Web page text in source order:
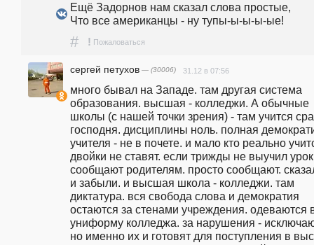
Ещё Задорнов нам сказал слова простые,
Что все американцы - ну тупы-ы-ы-ы-ые!
# ! Пожаловаться
сергей петухов — (30006) 31.12 в 07:56
много бывал на Западе. там другая система
образования. высшая - колледжи. А обычные
школы (с нашей точки зрения) - там учится
господня. дисциплины ноль. полная
учителя - не в почете. и мало кто реально
двойки не ставят. если трижды не выучил
сообщают родителям. просто сообщают.
и забыли. и высшая школа - колледжи. там
диктатура. вся свобода слова и демократия
остаются за стенами учреждения. одеваются
униформу колледжа. за нарушения -
но именно их и готовят для поступления в